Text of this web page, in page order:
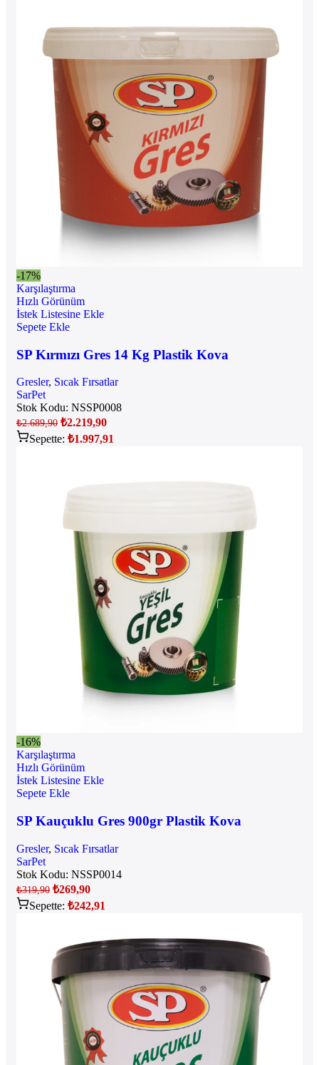
-17%
Karşılaştırma
Hızlı Görünüm
İstek Listesine Ekle
Sepete Ekle
SP Kırmızı Gres 14 Kg Plastik Kova
Gresler, Sıcak Fırsatlar
SarPet
Stok Kodu: NSSP0008
₺2.689,90 ₺2.219,90
Sepette: ₺1.997,91
-16%
Karşılaştırma
Hızlı Görünüm
İstek Listesine Ekle
Sepete Ekle
SP Kauçuklu Gres 900gr Plastik Kova
Gresler, Sıcak Fırsatlar
SarPet
Stok Kodu: NSSP0014
₺319,90 ₺269,90
Sepette: ₺242,91